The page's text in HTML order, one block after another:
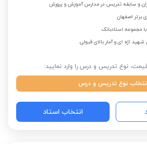
و سابقه تدریس در مدارس آموزش و پرورش
برتر اصفهان
مجموعه استادبانک
اژه ای و آمار بالای قبولی
نوع تدریس و درس را وارد نمایید:
نوع تدریس و درس
انتخاب استاد